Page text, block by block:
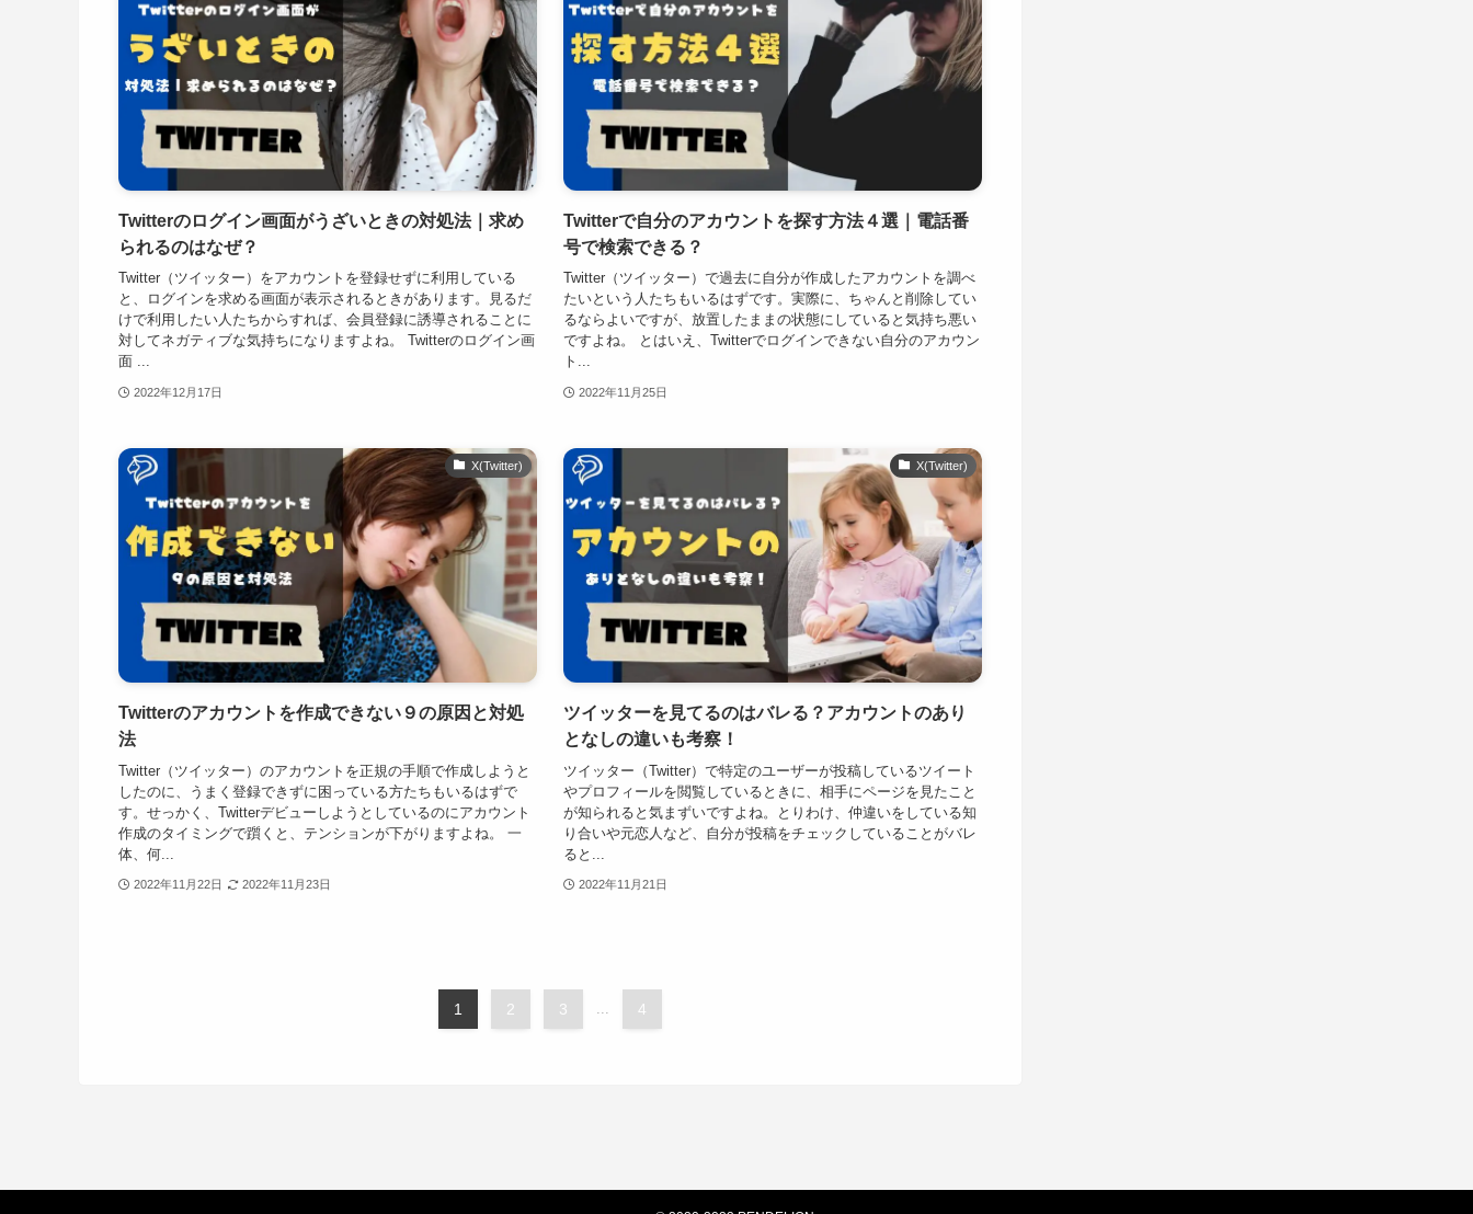
Twitterのログイン画面がうざいときの対処法｜求め
られるのはなぜ？
Twitter（ツイッター）をアカウントを登録せずに利用している
と、ログインを求める画面が表示されるときがあります。見るだ
けで利用したい人たちからすれば、会員登録に誘導されることに
対してネガティブな気持ちになりますよね。 Twitterのログイン画
面 ...
2022年12月17日
Twitterで自分のアカウントを探す方法４選｜電話番
号で検索できる？
Twitter（ツイッター）で過去に自分が作成したアカウントを調べ
たいという人たちもいるはずです。実際に、ちゃんと削除してい
るならよいですが、放置したままの状態にしていると気持ち悪い
ですよね。 とはいえ、Twitterでログインできない自分のアカウン
ト...
2022年11月25日
X(Twitter)
Twitterのアカウントを作成できない９の原因と対処
法
Twitter（ツイッター）のアカウントを正規の手順で作成しようと
したのに、うまく登録できずに困っている方たちもいるはずで
す。せっかく、Twitterデビューしようとしているのにアカウント
作成のタイミングで躓くと、テンションが下がりますよね。 一
体、何...
2022年11月22日 2022年11月23日
X(Twitter)
ツイッターを見てるのはバレる？アカウントのあり
となしの違いも考察！
ツイッター（Twitter）で特定のユーザーが投稿しているツイート
やプロフィールを閲覧しているときに、相手にページを見たこと
が知られると気まずいですよね。とりわけ、仲違いをしている知
り合いや元恋人など、自分が投稿をチェックしていることがバレ
ると...
2022年11月21日
1 2 3 ... 4